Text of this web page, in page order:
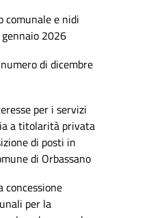
comunale e nidi
2026
di dicembre
per i servizi
a titolarità privata
di posti in
di Orbassano
concessione
per la